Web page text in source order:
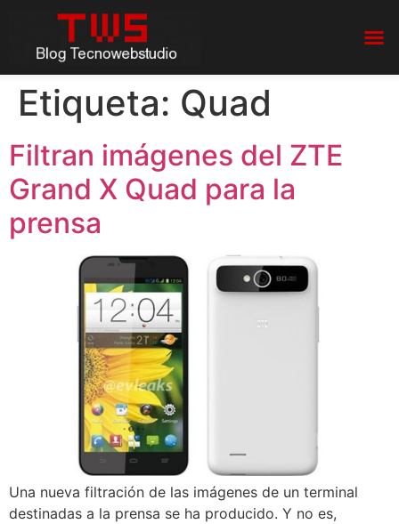
Etiqueta: Quad
Filtran imágenes del ZTE
Grand X Quad para la
prensa
Una nueva filtración de las imágenes de un terminal
destinadas a la prensa se ha producido. Y no es,